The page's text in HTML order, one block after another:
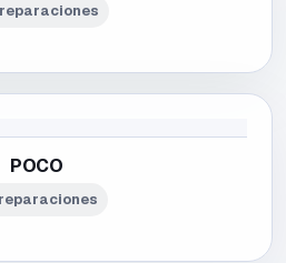
POCO